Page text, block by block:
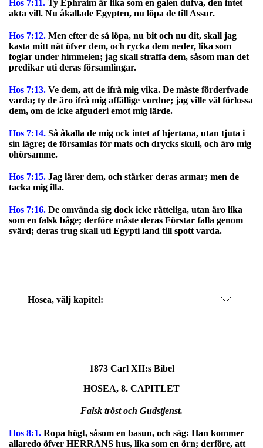
Hos 7:11. Ty Ephraim är lika som en galen dufva, den intet
akta vill. Nu åkallade Egypten, nu löpa de till Assur.
Hos 7:12. Men efter de så löpa, nu bit och nu dit, skall jag
kasta mitt nät öfver dem, och rycka dem neder, lika som
foglar under himmelen; jag skall straffa dem, såsom man det
predikar uti deras församlingar.
Hos 7:13. Ve dem, att de ifrå mig vika. De måste förderfvade
varda; ty de äro ifrå mig affällige vordne; jag ville väl förlossa
dem, om de icke afguderi emot mig lärde.
Hos 7:14. Så åkalla de mig ock intet af hjertana, utan tjuta i
sin lägre; de församlas för mats och drycks skull, och äro mig
ohörsamme.
Hos 7:15. Jag lärer dem, och stärker deras armar; men de
tacka mig illa.
Hos 7:16. De omvända sig dock icke rätteliga, utan äro lika
som en falsk båge; derföre måste deras Förstar falla genom
svärd; deras trug skall uti Egypti land till spott varda.
Hosea, välj kapitel:
1873 Carl XII:s Bibel
HOSEA, 8. CAPITLET
Falsk tröst och Gudstjenst.
Hos 8:1. Ropa högt, såsom en basun, och säg: Han kommer
allaredo öfver HERRANS hus, lika som en örn; derföre, att